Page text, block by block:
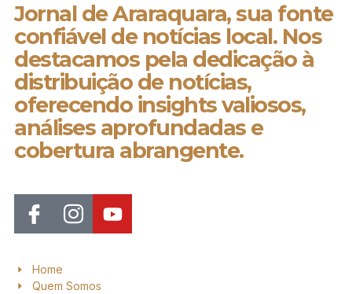
Jornal de Araraquara, sua fonte
confiável de notícias local. Nos
destacamos pela dedicação à
distribuição de notícias,
oferecendo insights valiosos,
análises aprofundadas e
cobertura abrangente.
Home
Quem Somos